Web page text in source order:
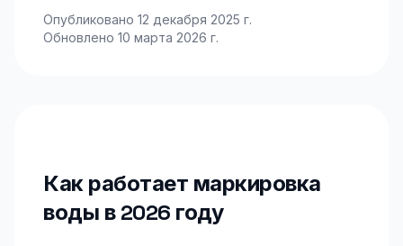
Опубликовано 12 декабря 2025 г.
Обновлено 10 марта 2026 г.
Как работает маркировка
воды в 2026 году